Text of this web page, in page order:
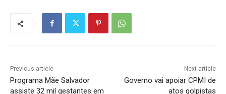
Previous article
Programa Mãe Salvador
assiste 32 mil gestantes em
Next article
Governo vai apoiar CPMI de
atos golpistas